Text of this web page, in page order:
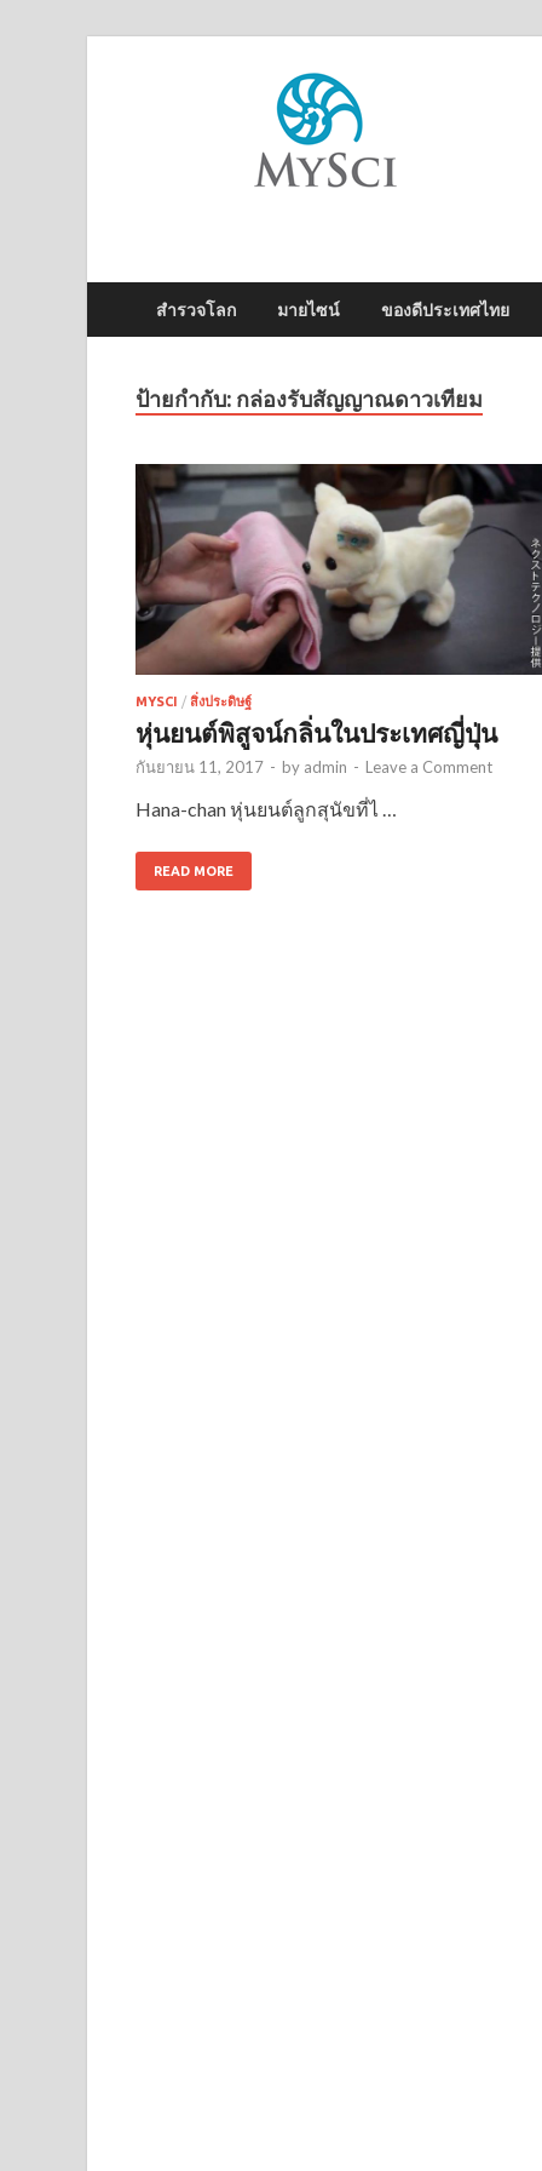
สำรวจโลก มายไซน์ ของดีประเทศไทย
ป้ายกำกับ: กล่องรับสัญญาณดาวเทียม
MYSCI / สิ่งประดิษฐ์
หุ่นยนต์พิสูจน์กลิ่นในประเทศญี่ปุ่น
กันยายน 11, 2017 - by admin - Leave a Comment
Hana-chan หุ่นยนต์ลูกสุนัขที่ไ …
READ MORE